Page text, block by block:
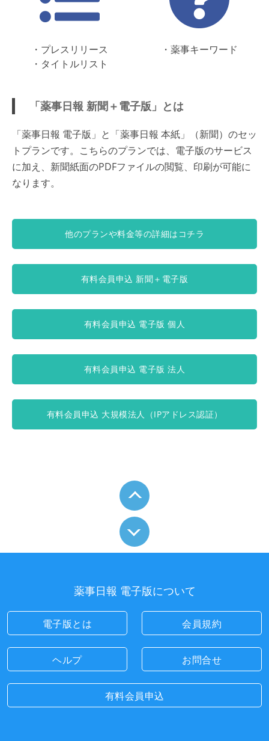
・プレスリリース
・タイトルリスト
・薬事キーワード
「薬事日報 新聞＋電子版」とは
「薬事日報 電子版」と「薬事日報 本紙」（新聞）のセッ
トプランです。こちらのプランでは、電子版のサービス
に加え、新聞紙面のPDFファイルの閲覧、印刷が可能に
なります。
他のプランや料金等の詳細はコチラ
有料会員申込 新聞＋電子版
有料会員申込 電子版 個人
有料会員申込 電子版 法人
有料会員申込 大規模法人（IPアドレス認証）
薬事日報 電子版について
電子版とは 会員規約
ヘルプ お問合せ
有料会員申込